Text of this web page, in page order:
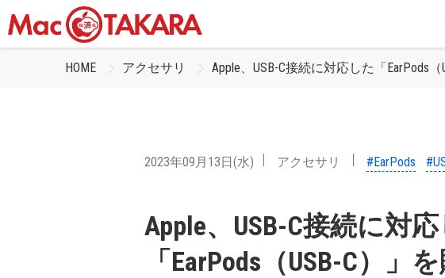
HOME アクセサリ Apple、USB-C接続に対応した「EarPods
2023年09月13日(水) アクセサリ #EarPods
Apple、USB-C接続に対
「EarPods（USB-C）」